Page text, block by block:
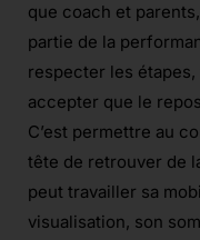
que coach et
partie de la
respecter les
accepter que le
C’est permettre au
tête de retrouver de
peut travailler sa
visualisation, son